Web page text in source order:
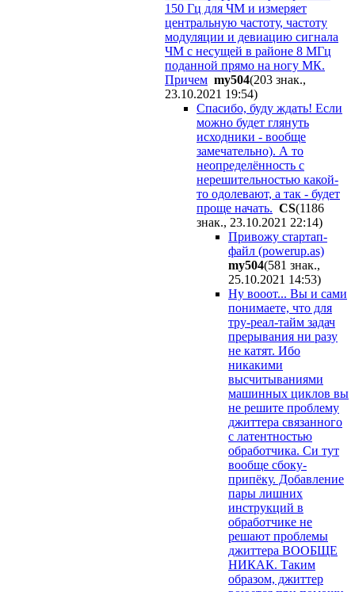
150 Гц для ЧМ и измеряет
центральную частоту, частоту
модуляции и девиацию сигнала
ЧМ с несущей в районе 8 МГц
поданной прямо на ногу МК.
Причем my504(203 знак.,
23.10.2021 19:54)
Спасибо, буду ждать! Если
можно будет глянуть
исходники - вообще
замечательно). А то
неопределённость с
нерешительностью какой-
то одолевают, а так - будет
проще начать. CS(1186
знак., 23.10.2021 22:14)
Привожу стартап-
файл (powerup.as)
my504(581 знак.,
25.10.2021 14:53)
Ну вооот... Вы и сами
понимаете, что для
тру-реал-тайм задач
прерывания ни разу
не катят. Ибо
никакими
высчитываниями
машинных циклов вы
не решите проблему
джиттера связанного
с латентностью
обработчика. Си тут
вообще сбоку-
припёку. Добавление
пары лишних
инструкций в
обработчике не
решают проблемы
джиттера ВООБЩЕ
НИКАК. Таким
образом, джиттер